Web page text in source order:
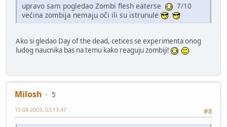
upravo sam pogledao Zombi flesh eaterse
7/10
većina zombija nemaju oči ili su istrunule
Ako si gledao Day of the dead, cetices se experimenta onog
ludog naucnika bas na temu kako reaguju zombiji!
Milosh
5
#8
15-08-2003, 03:13:47